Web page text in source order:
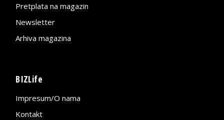
Pretplata na magazin
Newsletter
Arhiva magazina
BIZLife
Impresum/O nama
Kontakt